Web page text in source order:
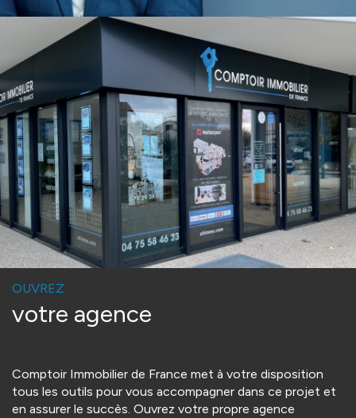
OUVREZ
votre agence
Comptoir Immobilier de France met à votre disposition
tous les outils pour vous accompagner dans ce projet et
en assurer le succès. Ouvrez votre propre agence